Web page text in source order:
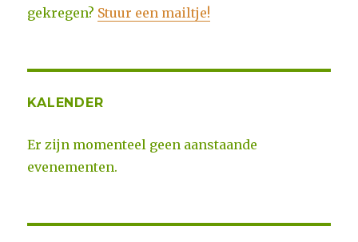
gekregen? Stuur een mailtje!
KALENDER
Er zijn momenteel geen aanstaande
evenementen.